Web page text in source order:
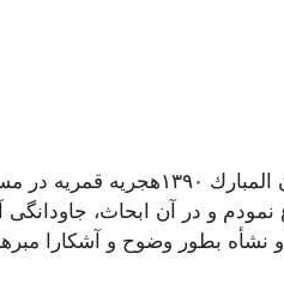
حقیر در بیست و پنج سال قبل در ماه
و در آن ابحاث، جاودانگى
نشأه بطور وضوح و آشكارا